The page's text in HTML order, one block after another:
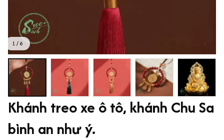
1 / 8
Khánh treo xe ô tô, khánh Chu Sa
bình an như ý.